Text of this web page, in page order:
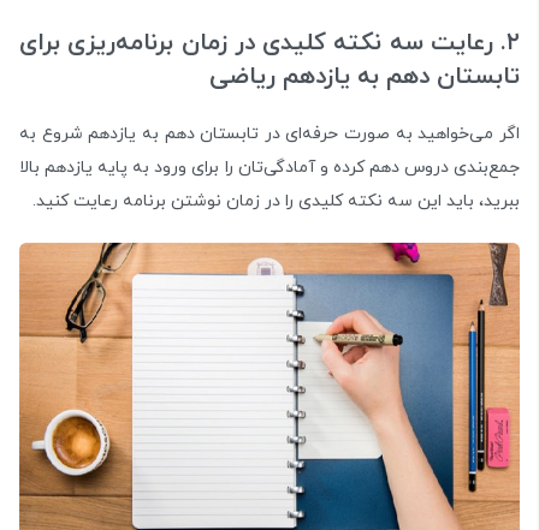
۲. رعایت سه نکته کلیدی در زمان برنامه‌ریزی برای
تابستان دهم به یازدهم ریاضی
اگر می‌‌خواهید به صورت حرفه‌ای در تابستان دهم به یازدهم شروع به
جمع‌بندی دروس دهم کرده و آمادگی‌تان را برای ورود به پایه یازدهم بالا
ببرید، باید این سه نکته کلیدی را در زمان نوشتن برنامه رعایت کنید.